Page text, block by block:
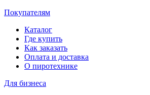
Покупателям
Каталог
Где купить
Как заказать
Оплата и доставка
О пиротехнике
Для бизнеса